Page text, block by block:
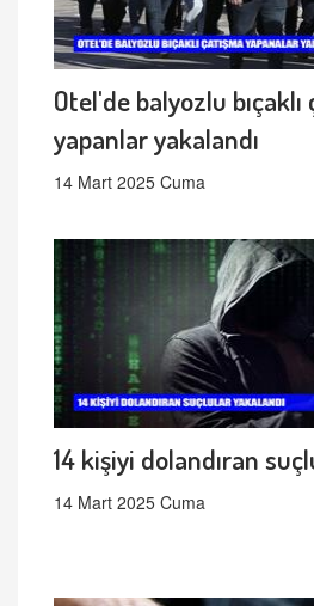
Otel'de balyozlu bıçaklı
yapanlar yakalandı
14 Mart 2025 Cuma
14 kişiyi dolandıran
14 Mart 2025 Cuma